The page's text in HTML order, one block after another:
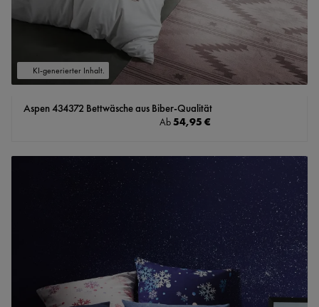
KI-generierter Inhalt.
Aspen 434372 Bettwäsche aus Biber-Qualität
Regulärer Preis:
Ab54,95 €